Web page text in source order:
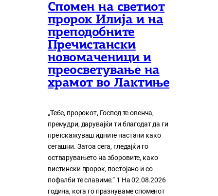
Спомен на светиот
пророк Илија и на
преподобните
Пречистански
новомаченици и
преосветување на
храмот во Лактиње
„Тебе, пророкот, Господ те овенча,
премудри, дарувајќи ти благодат да ги
претскажуваш идните настани како
сегашни. Затоа сега, гледајќи го
остварувањето на зборовите, како
вистински пророк, постојано и со
пофалби те славиме.“ 1 На 02.08.2026
година, кога го празнуваме споменот